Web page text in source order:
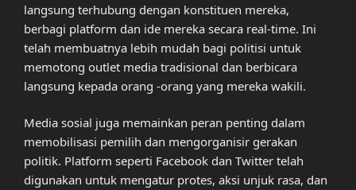
langsung terhubung dengan konstituen mereka,
berbagi platform dan ide mereka secara real-time. Ini
telah membuatnya lebih mudah bagi politisi untuk
memotong outlet media tradisional dan berbicara
langsung kepada orang -orang yang mereka wakili.
Media sosial juga memainkan peran penting dalam
memobilisasi pemilih dan mengorganisir gerakan
politik. Platform seperti Facebook dan Twitter telah
digunakan untuk mengatur protes, aksi unjuk rasa, dan